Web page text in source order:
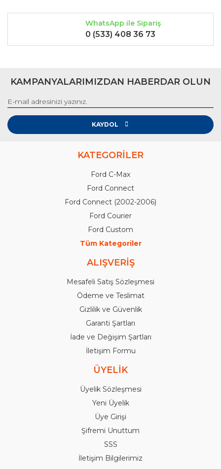
WhatsApp ile Sipariş
0 (533) 408 36 73
KAMPANYALARIMIZDAN HABERDAR OLUN
KAYDOL
KATEGORİLER
Ford C-Max
Ford Connect
Ford Connect (2002-2006)
Ford Courier
Ford Custom
Tüm Kategoriler
ALIŞVERİŞ
Mesafeli Satış Sözleşmesi
Ödeme ve Teslimat
Gizlilik ve Güvenlik
Garanti Şartları
İade ve Değişim Şartları
İletişim Formu
ÜYELİK
Üyelik Sözleşmesi
Yeni Üyelik
Üye Girişi
Şifremi Unuttum
SSS
İletişim Bilgilerimiz